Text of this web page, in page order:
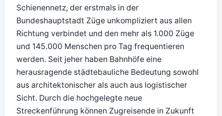
Schienennetz, der erstmals in der
Bundeshauptstadt Züge unkompliziert aus allen
Richtung verbindet und den mehr als 1.000 Züge
und 145.000 Menschen pro Tag frequentieren
werden. Seit jeher haben Bahnhöfe eine
herausragende städtebauliche Bedeutung sowohl
aus architektonischer als auch aus logistischer
Sicht. Durch die hochgelegte neue
Streckenführung können Zugreisende in Zukunft